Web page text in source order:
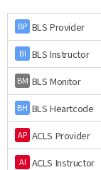
BP BLS Provider
BI BLS Instructor
BM BLS Monitor
BH BLS Heartcode
AP ACLS Provider
AI ACLS Instructor